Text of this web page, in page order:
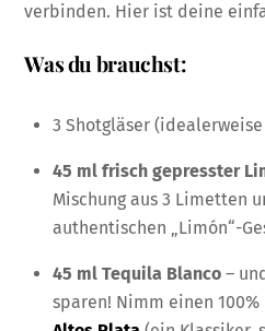
verbinden. Hier ist deine
Was du brauchst:
3 Shotgläser (idealerweise
45 ml frisch gepresster
Mischung aus 3 Limetten
authentischen „Limón“-
45 ml Tequila Blanco –
sparen! Nimm einen 100%